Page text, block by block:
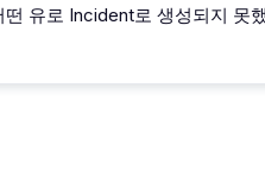
유로 Incident로 생성되지 못